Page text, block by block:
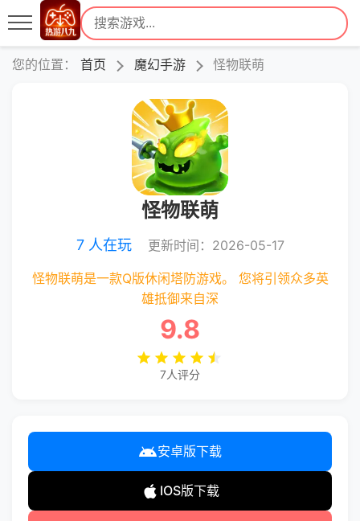
您的位置： 首页 魔幻手游 怪物联萌
怪物联萌
7 人在玩 更新时间：2026-05-17
怪物联萌是一款Q版休闲塔防游戏。 您将引领众多英
雄抵御来自深
9.8
7人评分
安卓版下载
IOS版下载